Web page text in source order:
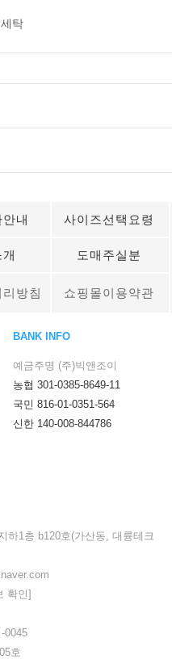
탁
내 사이즈선택요령
도매주실분
방침 쇼핑몰이용약관
BANK INFO
예금주명 (주)빅앤조이
농협 301-0385-8649-11
국민 816-01-0351-564
신한 140-008-844786
하1층 b120호(가산동, 대륭테크
확인]
0045
호